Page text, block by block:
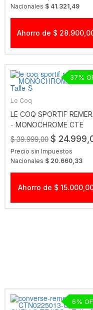
Nacionales $ 41.321,49
Ahorro de $
Le Coq
LE COQ SPORTIF
- MONOCHROME CTE
$ 39.999,00 $
Precio sin Impuestos
Nacionales $ 20.660,33
37
Ahorro de $
6